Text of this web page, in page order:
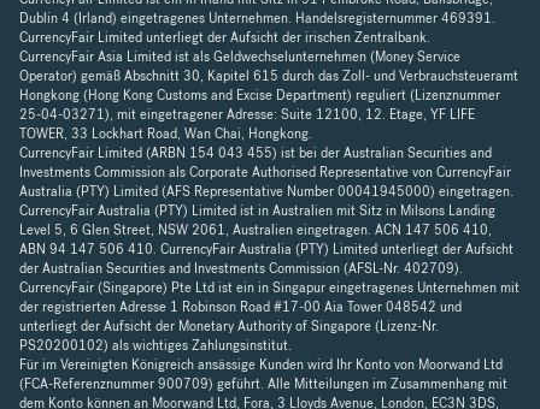
Dublin 4 (Irland) eingetragenes Unternehmen. Handelsregisternummer 469391.
CurrencyFair Limited unterliegt der Aufsicht der irischen Zentralbank.
CurrencyFair Asia Limited ist als Geldwechselunternehmen (Money Service
Operator) gemäß Abschnitt 30, Kapitel 615 durch das Zoll- und Verbrauchsteueramt
Hongkong (Hong Kong Customs and Excise Department) reguliert (Lizenznummer
25-04-03271), mit eingetragener Adresse: Suite 12100, 12. Etage, YF LIFE
TOWER, 33 Lockhart Road, Wan Chai, Hongkong.
CurrencyFair Limited (ARBN 154 043 455) ist bei der Australian Securities and
Investments Commission als Corporate Authorised Representative von CurrencyFair
Australia (PTY) Limited (AFS Representative Number 00041945000) eingetragen.
CurrencyFair Australia (PTY) Limited ist in Australien mit Sitz in Milsons Landing
Level 5, 6 Glen Street, NSW 2061, Australien eingetragen. ACN 147 506 410,
ABN 94 147 506 410. CurrencyFair Australia (PTY) Limited unterliegt der Aufsicht
der Australian Securities and Investments Commission (AFSL-Nr. 402709).
CurrencyFair (Singapore) Pte Ltd ist ein in Singapur eingetragenes Unternehmen mit
der registrierten Adresse 1 Robinson Road #17-00 Aia Tower 048542 und
unterliegt der Aufsicht der Monetary Authority of Singapore (Lizenz-Nr.
PS20200102) als wichtiges Zahlungsinstitut.
Für im Vereinigten Königreich ansässige Kunden wird Ihr Konto von Moorwand Ltd
(FCA-Referenznummer 900709) geführt. Alle Mitteilungen im Zusammenhang mit
dem Konto können an Moorwand Ltd, Fora, 3 Lloyds Avenue, London, EC3N 3DS,